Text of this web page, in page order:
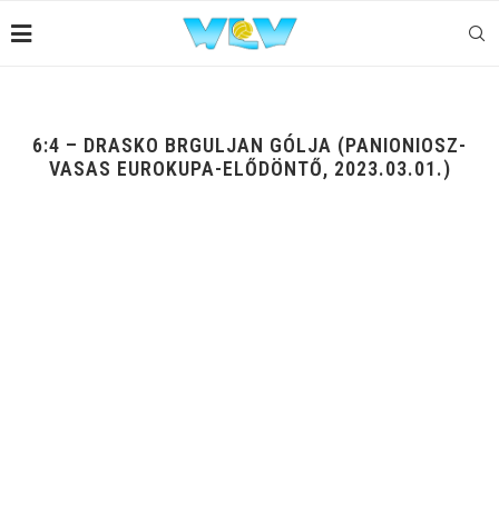
6:4 – DRASKO BRGULJAN GÓLJA (PANIONIOSZ-
VASAS EUROKUPA-ELŐDÖNTŐ, 2023.03.01.)